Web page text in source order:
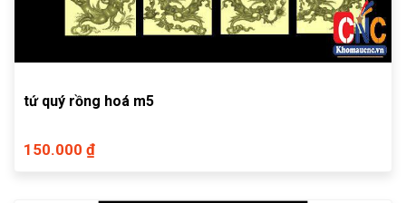
tứ quý rồng hoá m5
150.000 ₫